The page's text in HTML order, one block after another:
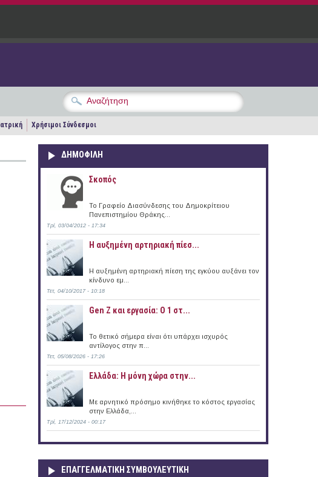
Ιατρική Χρήσιμοι Σύνδεσμοι
Ινστιτούτο Τεχνολογιών Πληροφορικής και Επικοινωνιών του ΕΚΕΤΑ
ΔΗΜΟΦΙΛΗ
Σκοπός
Το Γραφείο Διασύνδεσης του Δημοκρίτειου
Πανεπιστημίου Θράκης...
Τρί, 03/04/2012 - 17:34
Η αυξημένη αρτηριακή πίεσ...
Η αυξημένη αρτηριακή πίεση της εγκύου αυξάνει τον
κίνδυνο εμ...
Τετ, 04/10/2017 - 10:18
Gen Z και εργασία: Ο 1 στ...
Το θετικό σήμερα είναι ότι υπάρχει ισχυρός
αντίλογος στην π...
Τετ, 05/08/2026 - 17:26
Ελλάδα: Η μόνη χώρα στην...
Με αρνητικό πρόσημο κινήθηκε το κόστος εργασίας
στην Ελλάδα,...
Τρί, 17/12/2024 - 00:17
ΕΠΑΓΓΕΛΜΑΤΙΚΉ ΣΥΜΒΟΥΛΕΥΤΙΚΉ